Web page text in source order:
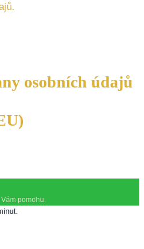
osobních údajů
pomohu.